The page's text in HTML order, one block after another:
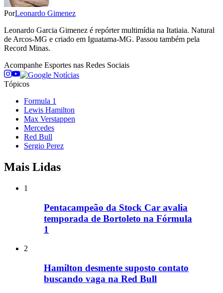
PorLeonardo Gimenez
Leonardo Garcia Gimenez é repórter multimídia na Itatiaia. Natural
de Arcos-MG e criado em Iguatama-MG. Passou também pela
Record Minas.
Acompanhe Esportes nas Redes Sociais
Tópicos
Formula 1
Lewis Hamilton
Max Verstappen
Mercedes
Red Bull
Sergio Perez
Mais Lidas
1
Pentacampeão da Stock Car avalia
temporada de Bortoleto na Fórmula
1
2
Hamilton desmente suposto contato
buscando vaga na Red Bull